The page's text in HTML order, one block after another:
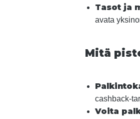
Tasot ja
avata
Mitä
cashback-
Voita